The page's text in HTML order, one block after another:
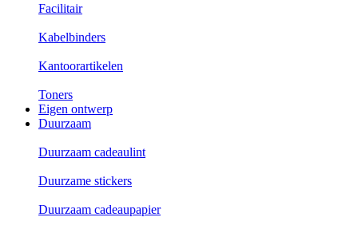
Facilitair
Kabelbinders
Kantoorartikelen
Toners
Eigen ontwerp
Duurzaam
Duurzaam cadeaulint
Duurzame stickers
Duurzaam cadeaupapier